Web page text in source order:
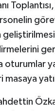
oturumlar